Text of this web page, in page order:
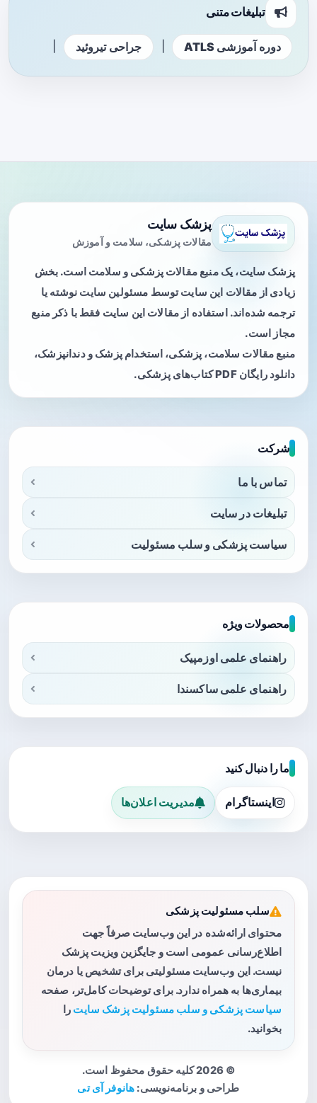
تبلیغات متنی
دوره آموزشی ATLS جراحی تیروئید
پزشک سایت
مقالات پزشکی، سلامت و آموزش
پزشک سایت، یک منبع مقالات پزشکی و سلامت است. بخش
زیادی از مقالات این سایت توسط مسئولین سایت نوشته یا
ترجمه شده‌اند. استفاده از مقالات این سایت فقط با ذکر منبع
مجاز است.
منبع مقالات سلامت، پزشکی، استخدام پزشک و دندانپزشک،
دانلود رایگان PDF کتاب‌های پزشکی.
شرکت
تماس با ما
تبلیغات در سایت
سیاست پزشکی و سلب مسئولیت
محصولات ویژه
راهنمای علمی اوزمپیک
راهنمای علمی ساکسندا
ما را دنبال کنید
اینستاگرام مدیریت اعلان‌ها
سلب مسئولیت پزشکی
محتوای ارائه‌شده در این وب‌سایت صرفاً جهت
اطلاع‌رسانی عمومی است و جایگزین ویزیت پزشک
نیست. این وب‌سایت مسئولیتی برای تشخیص یا درمان
بیماری‌ها به همراه ندارد. برای توضیحات کامل‌تر، صفحه
سیاست پزشکی و سلب مسئولیت پزشک سایت را
بخوانید.
© 2026 کلیه حقوق محفوظ است.
طراحی و برنامه‌نویسی: هانوفر آی تی